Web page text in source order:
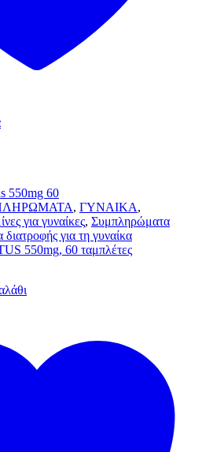
, ΓΥΝΑΙΚΑ,
για γυναίκες, Συμπληρώματα
για τη γυναίκα
550mg, 60 ταμπλέτες